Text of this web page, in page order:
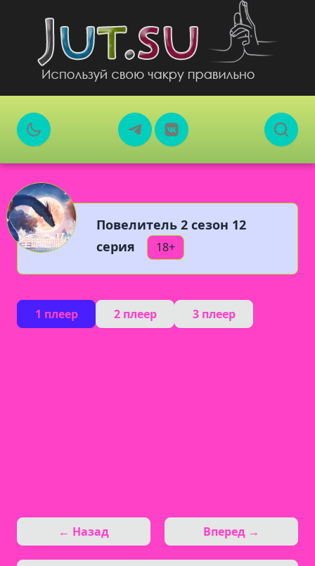
Повелитель 2 сезон 12
серия
18+
1 плеер 2 плеер 3 плеер
← Назад Вперед →